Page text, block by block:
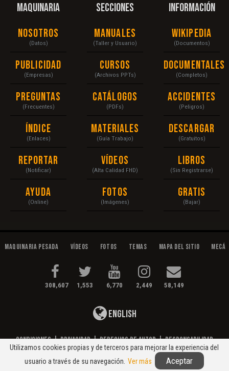
MAQUINARIA
Nosotros
(Datos)
Publicidad
(Empresas)
Preguntas
(Frecuentes)
Índice
(Enlaces)
Reportar
(Notificar)
Ayuda
(Online)
SECCIONES
Manuales
(Taller y Usuario)
Cursos
(Archivos PPTs)
Catálogos
(PDFs)
Materiales
(Guía Trabajo)
Vídeos
(Alta Calidad FHD)
Fotos
(Imágenes)
INFORMACIÓN
Wikipedia
(Documentos)
Documentales
(Completos)
Accidentes
(Peligros)
Descargar
(Gratuitos)
Libros
(Sin Registrarse)
Gratis
(Bajar)
Maquinaria Pesada Vídeos Fotos Temas Mapa del Sitio
308,607 1,553 6,770 2,449 58,149
English
Condiciones|Privacidad|Derechos de Autor|Responsabilidad
© 2020 Maquinaria Pesada. Operación, Mecánica, Mantenimiento...
Utilizamos cookies propias y de terceros para mejorar la experiencia del
usuario a través de su navegación. Ver más Aceptar